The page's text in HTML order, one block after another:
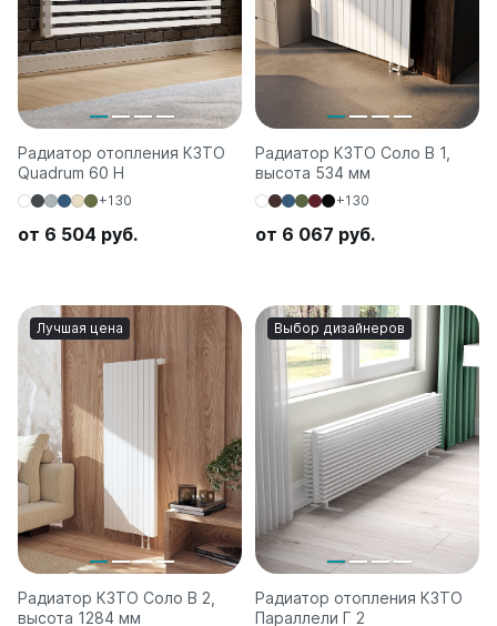
Радиатор отопления КЗТО
Quadrum 60 H
+130
от 6 504 руб.
Радиатор КЗТО Соло В 1,
высота 534 мм
+130
от 6 067 руб.
Лучшая цена
Радиатор КЗТО Соло В 2,
высота 1284 мм
Выбор дизайнеров
Радиатор отопления КЗТО
Параллели Г 2